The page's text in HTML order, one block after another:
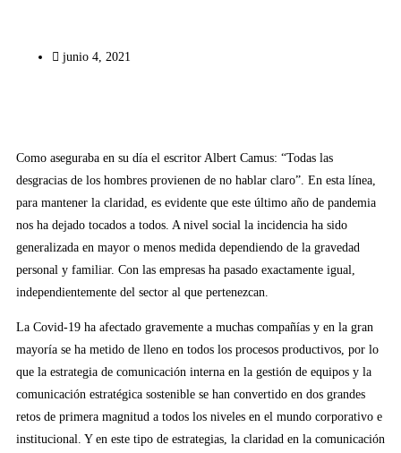
junio 4, 2021
Como aseguraba en su día el escritor Albert Camus: “Todas las
desgracias de los hombres provienen de no hablar claro”. En esta línea,
para mantener la claridad, es evidente que este último año de pandemia
nos ha dejado tocados a todos. A nivel social la incidencia ha sido
generalizada en mayor o menos medida dependiendo de la gravedad
personal y familiar. Con las empresas ha pasado exactamente igual,
independientemente del sector al que pertenezcan.
La Covid-19 ha afectado gravemente a muchas compañías y en la gran
mayoría se ha metido de lleno en todos los procesos productivos, por lo
que la estrategia de comunicación interna en la gestión de equipos y la
comunicación estratégica sostenible se han convertido en dos grandes
retos de primera magnitud a todos los niveles en el mundo corporativo e
institucional. Y en este tipo de estrategias, la claridad en la comunicación